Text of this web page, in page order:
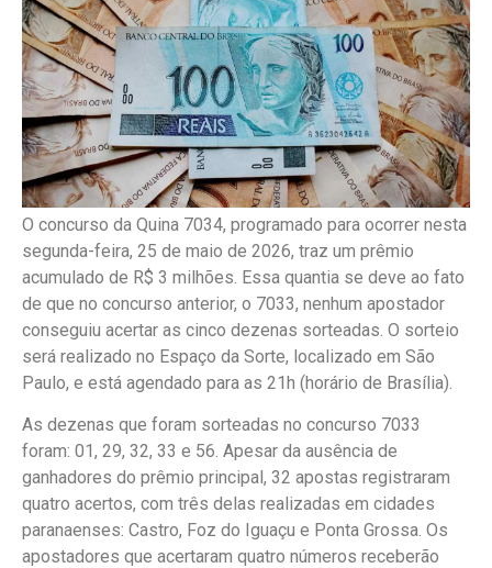
O concurso da Quina 7034, programado para ocorrer nesta
segunda-feira, 25 de maio de 2026, traz um prêmio
acumulado de R$ 3 milhões. Essa quantia se deve ao fato
de que no concurso anterior, o 7033, nenhum apostador
conseguiu acertar as cinco dezenas sorteadas. O sorteio
será realizado no Espaço da Sorte, localizado em São
Paulo, e está agendado para as 21h (horário de Brasília).
As dezenas que foram sorteadas no concurso 7033
foram: 01, 29, 32, 33 e 56. Apesar da ausência de
ganhadores do prêmio principal, 32 apostas registraram
quatro acertos, com três delas realizadas em cidades
paranaenses: Castro, Foz do Iguaçu e Ponta Grossa. Os
apostadores que acertaram quatro números receberão